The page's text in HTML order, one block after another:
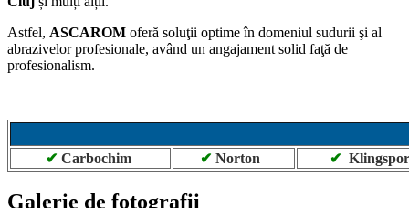
Astfel, ASCAROM oferă soluţii optime în domeniul sudurii şi al
abrazivelor profesionale, având un angajament solid faţă de
profesionalism.
✔ Carbochim ✔ Norton ✔ Klingspor
Galerie de fotografii